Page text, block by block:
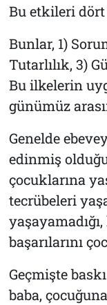
Bu etkileri dört
Bunlar, 1)
Tutarlılık, 3)
Bu ilkelerin
günümüz
Genelde
edinmiş
çocuklarına
tecrübeleri
başarılarını
Geçmişte
baba,